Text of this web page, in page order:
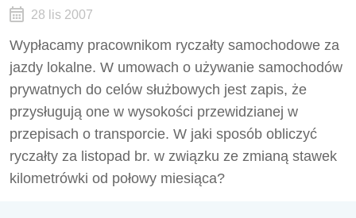
28 lis 2007
Wypłacamy pracownikom ryczałty samochodowe za
jazdy lokalne. W umowach o używanie samochodów
prywatnych do celów służbowych jest zapis, że
przysługują one w wysokości przewidzianej w
przepisach o transporcie. W jaki sposób obliczyć
ryczałty za listopad br. w związku ze zmianą stawek
kilometrówki od połowy miesiąca?